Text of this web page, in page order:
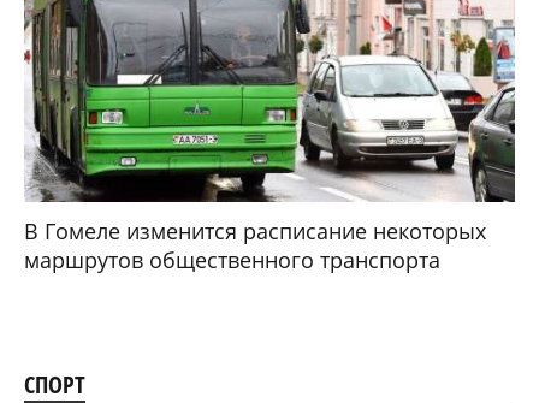
В Гомеле изменится расписание некоторых
маршрутов общественного транспорта
СПОРТ